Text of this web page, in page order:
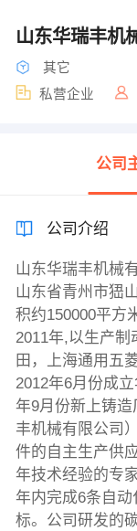
山东华瑞丰机
其它
私营企业
公司
公司介绍
山东华瑞丰机械
山东省青州市峱
积约150000平方
2011年,以生产
田，上海通用五
2012年6月份成
年9月份新上铸
丰机械有限公司
件的自主生产供
年技术经验的专
年内完成6条自动
标。公司研发的